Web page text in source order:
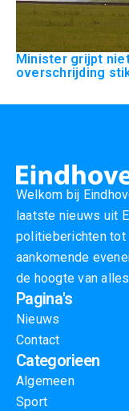
Minister grijpt
overschrijding
Welkom bij
laatste nieuws uit
politieberichten tot
aankomende
de hoogte van
Pagina's
Nieuws
Contact
Categorieen
Algemeen
Sport